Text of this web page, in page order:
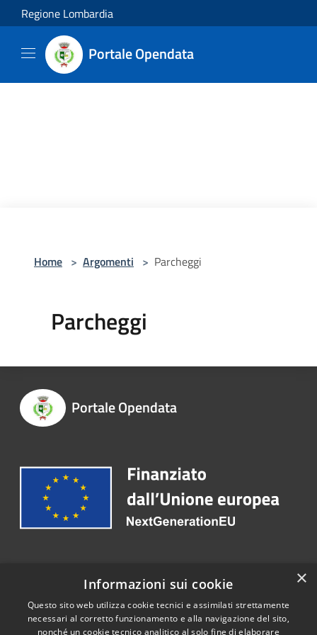
Salta al contenuto principale
Regione Lombardia
Portale Opendata
Home > Argomenti > Parcheggi
Parcheggi
Portale Opendata
Recapiti e contatti
Telefono:0308984301
×
Informazioni sui cookie
Questo sito web utilizza cookie tecnici e assimilati strettamente
necessari al corretto funzionamento e alla navigazione del sito,
nonché un cookie tecnico analitico al solo fine di elaborare